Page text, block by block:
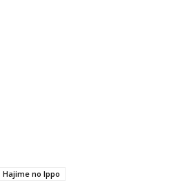
Hajime no Ippo